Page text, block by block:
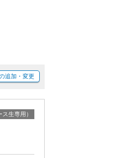
追加・変更
生専用）